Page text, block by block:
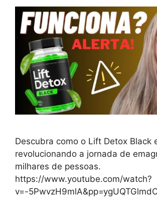
Descubra como o Lift Detox Black
revolucionando a jornada de
milhares de pessoas.
https://www.youtube.com/watch?
v=-